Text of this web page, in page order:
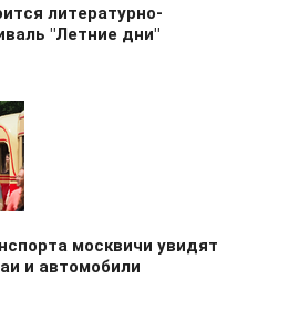
литературно-
"Летние дни"
москвичи увидят
и автомобили